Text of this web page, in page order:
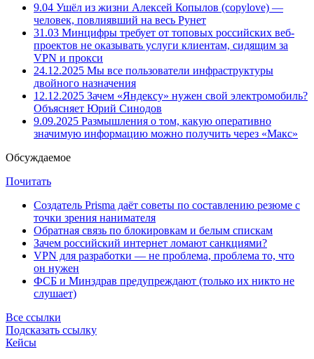
9.04 Ушёл из жизни Алексей Копылов (copylove) —
человек, повлиявший на весь Рунет
31.03 Минцифры требует от топовых российских веб-
проектов не оказывать услуги клиентам, сидящим за
VPN и прокси
24.12.2025 Мы все пользователи инфраструктуры
двойного назначения
12.12.2025 Зачем «Яндексу» нужен свой электромобиль?
Объясняет Юрий Синодов
9.09.2025 Размышления о том, какую оперативно
значимую информацию можно получить через «Макс»
Обсуждаемое
Почитать
Создатель Prisma даёт советы по составлению резюме с
точки зрения нанимателя
Обратная связь по блокировкам и белым спискам
Зачем российский интернет ломают санкциями?
VPN для разработки — не проблема, проблема то, что
он нужен
ФСБ и Минздрав предупреждают (только их никто не
слушает)
Все ссылки
Подсказать ссылку
Кейсы